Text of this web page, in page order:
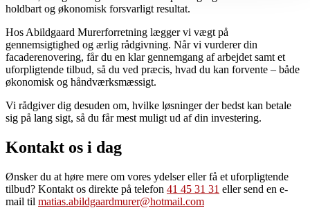
holdbart og økonomisk forsvarligt resultat.
Hos Abildgaard Murerforretning lægger vi vægt på
gennemsigtighed og ærlig rådgivning. Når vi vurderer din
facaderenovering, får du en klar gennemgang af arbejdet samt et
uforpligtende tilbud, så du ved præcis, hvad du kan forvente – både
økonomisk og håndværksmæssigt.
Vi rådgiver dig desuden om, hvilke løsninger der bedst kan betale
sig på lang sigt, så du får mest muligt ud af din investering.
Kontakt os i dag
Ønsker du at høre mere om vores ydelser eller få et uforpligtende
tilbud? Kontakt os direkte på telefon 41 45 31 31 eller send en e-
mail til matias.abildgaardmurer@hotmail.com